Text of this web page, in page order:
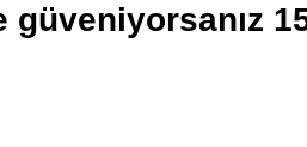
güveniyorsanız